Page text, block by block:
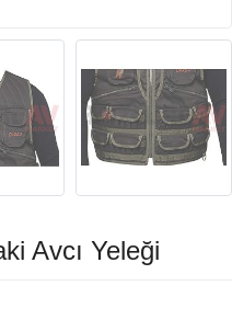
Avcı Yeleği